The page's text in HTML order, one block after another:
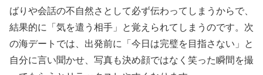
ばりや会話の不自然さとして必ず伝わってしまうからで、
結果的に「気を遣う相手」と覚えられてしまうのです。次
の海デートでは、出発前に「今日は完璧を目指さない」と
自分に言い聞かせ、写真も決め顔ではなく笑った瞬間を撮